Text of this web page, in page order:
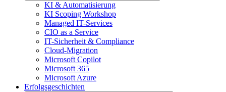
KI & Automatisierung
KI Scoping Workshop
Managed IT-Services
CIO as a Service
IT-Sicherheit & Compliance
Cloud-Migration
Microsoft Copilot
Microsoft 365
Microsoft Azure
Erfolgsgeschichten